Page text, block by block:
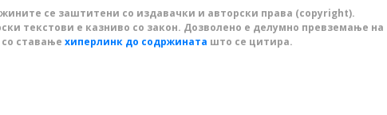
се заштитени со издавачки и авторски права (copyright).
текстови е казниво со закон. Дозволено е делумно превземање на
ставање хиперлинк до содржината што се цитира.